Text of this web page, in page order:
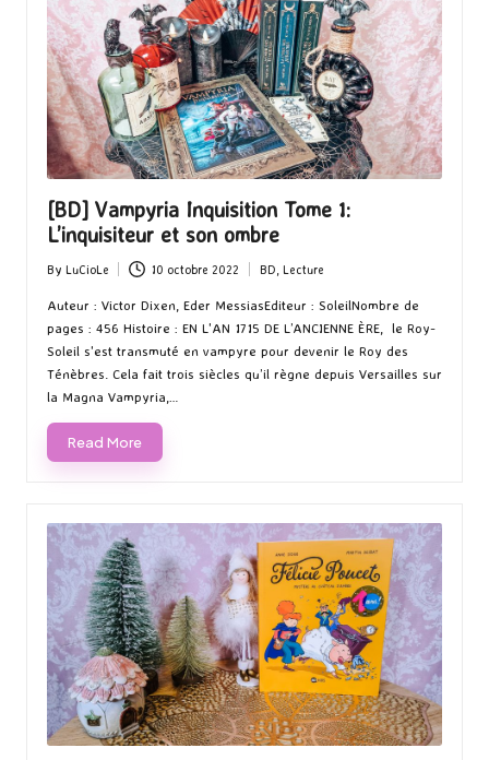
[BD] Vampyria Inquisition Tome 1:
L’inquisiteur et son ombre
Posted
by
By LuCioLe 10 octobre 2022
Posted
in
BD Lecture
Auteur : Victor Dixen, Eder MessiasEditeur : SoleilNombre de
pages : 456 Histoire : EN L'AN 1715 DE L’ANCIENNE ÈRE, le Roy-
Soleil s'est transmuté en vampyre pour devenir le Roy des
Ténèbres. Cela fait trois siècles qu’il règne depuis Versailles sur
la Magna Vampyria,…
Read More